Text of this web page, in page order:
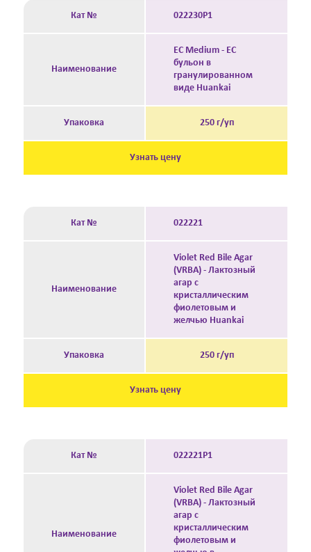
Кат № 022230P1
Наименование
EC Medium - EC
бульон в
гранулированном
виде Huankai
Упаковка 250 г/уп
Узнать цену
Кат № 022221
Наименование
Violet Red Bile Agar
(VRBA) - Лактозный
агар с
кристаллическим
фиолетовым и
желчью Huankai
Упаковка 250 г/уп
Узнать цену
Кат № 022221P1
Наименование
Violet Red Bile Agar
(VRBA) - Лактозный
агар с
кристаллическим
фиолетовым и